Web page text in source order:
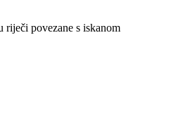
riječi povezane s iskanom